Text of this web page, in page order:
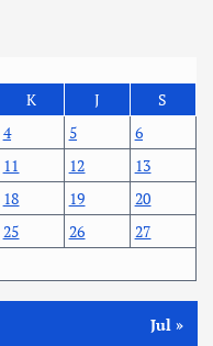
K J
S
4 5
6
11 12
13
18 19
20
25 26
27
Jul »